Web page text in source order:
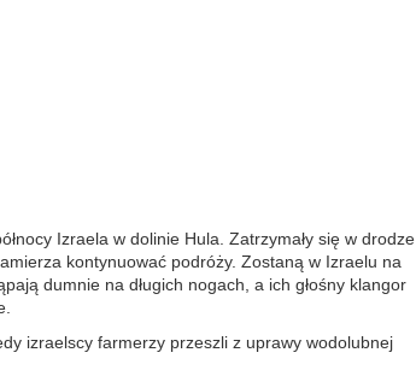
Izraela w dolinie Hula. Zatrzymały się w drodze
kontynuować podróży. Zostaną w Izraelu na
dumnie na długich nogach, a ich głośny klangor
izraelscy farmerzy przeszli z uprawy wodolubnej